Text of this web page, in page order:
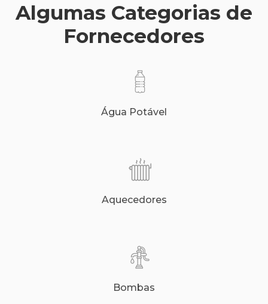
Algumas Categorias de
Fornecedores
Água Potável
Aquecedores
Bombas